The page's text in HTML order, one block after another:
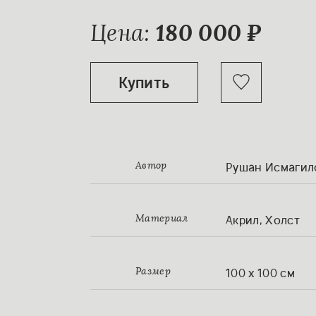
Цена: 180 000
Купить
Автор Рушан
Материал Акрил, Холст
Размер 100 x 100 см